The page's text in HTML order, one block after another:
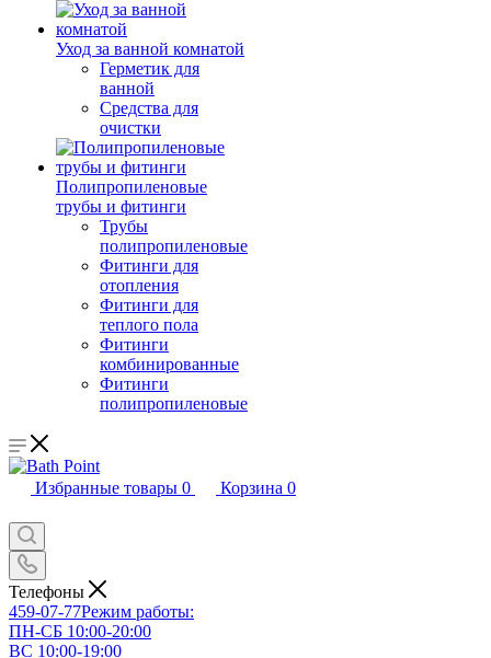
Уход за ванной комнатой
Герметик для
ванной
Средства для
очистки
Полипропиленовые
трубы и фитинги
Трубы
полипропиленовые
Фитинги для
отопления
Фитинги для
теплого пола
Фитинги
комбинированные
Фитинги
полипропиленовые
Избранные товары 0 Корзина 0
Телефоны
459-07-77Режим работы:
ПН-СБ 10:00-20:00
ВС 10:00-19:00